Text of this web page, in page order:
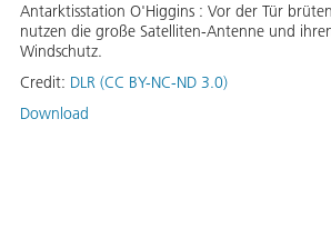
Antarktisstation O'Higgins : Vor der Tür
nutzen die große Satelliten-Antenne und
Windschutz.
Credit: DLR (CC BY-NC-ND 3.0)
Download